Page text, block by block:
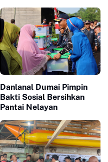
Danlanal Dumai Pimpin
Bakti Sosial Bersihkan
Pantai Nelayan